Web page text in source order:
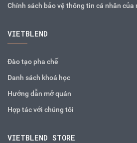
Chính sách bảo vệ thông tin cá nhân
VIETBLEND
Đào tạo pha chế
Danh sách khoá học
Hướng dẫn mở quán
Hợp tác với chúng tôi
VIETBLEND STORE